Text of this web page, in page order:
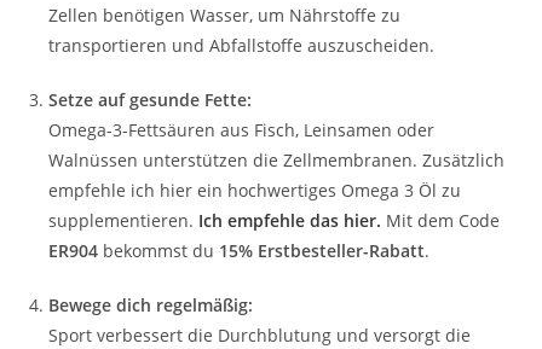
Zellen benötigen Wasser, um Nährstoffe zu
transportieren und Abfallstoffe auszuscheiden.
Setze auf gesunde Fette:
Omega-3-Fettsäuren aus Fisch, Leinsamen oder
Walnüssen unterstützen die Zellmembranen. Zusätzlich
empfehle ich hier ein hochwertiges Omega 3 Öl zu
supplementieren. Ich empfehle das hier. Mit dem Code
ER904 bekommst du 15% Erstbesteller-Rabatt.
Bewege dich regelmäßig:
Sport verbessert die Durchblutung und versorgt die